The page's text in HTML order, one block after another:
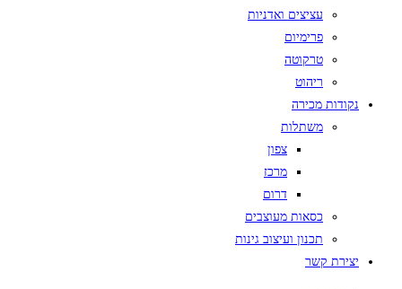
עציצים ואדניות
פרימיום
טרקוטה
ריהוט
נקודות מכירה
משתלות
צפון
מרכז
דרום
כסאות מעוצבים
תכנון ועיצוב גינות
יצירת קשר